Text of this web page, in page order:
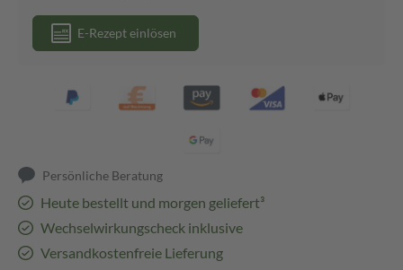
E-Rezept einlösen
Persönliche Beratung
Heute bestellt und morgen geliefert³
Wechselwirkungscheck inklusive
Versandkostenfreie Lieferung